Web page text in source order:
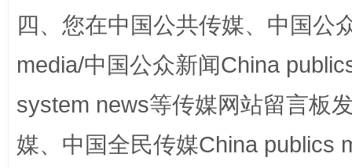
国家大学科技园优化重塑工作
四、您在中国公共传媒、中国公
media/中国公众新闻China
system news等传媒网站留言板
媒、中国全民传媒China publics